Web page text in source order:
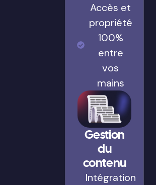
Accès et
propriété
100%
entre
vos
mains
Gestion
du
contenu
Intégration